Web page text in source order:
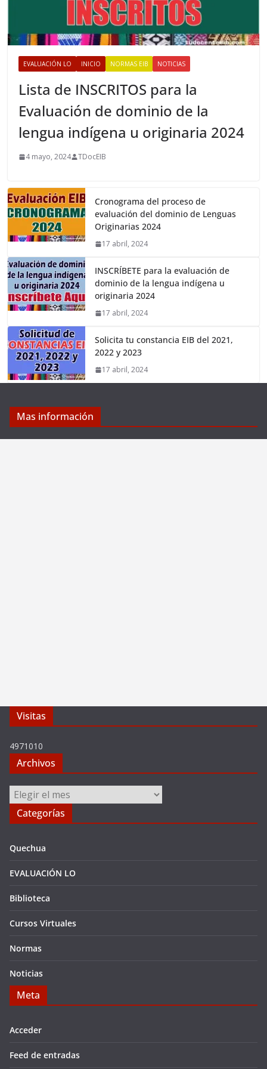
EVALUACIÓN LO INICIO NORMAS EIB NOTICIAS
Lista de INSCRITOS para la
Evaluación de dominio de la
lengua indígena u originaria 2024
4 mayo, 2024 TDocEIB
Cronograma del proceso de
evaluación del dominio de Lenguas
Originarias 2024
17 abril, 2024
INSCRÍBETE para la evaluación de
dominio de la lengua indígena u
originaria 2024
17 abril, 2024
Solicita tu constancia EIB del 2021,
2022 y 2023
17 abril, 2024
Mas información
Visitas
4971010
Archivos
Archivos
Categorías
Quechua
EVALUACIÓN LO
Biblioteca
Cursos Virtuales
Normas
Noticias
Meta
Acceder
Feed de entradas